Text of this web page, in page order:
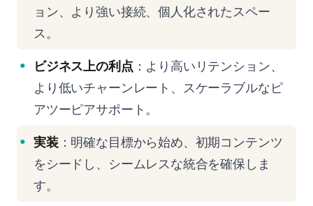
ョン、より強い接続、個人化されたスペー
ス。
ビジネス上の利点 ：より高いリテンション、
より低いチャーンレート、スケーラブルなピ
アツーピアサポート。
実装：明確な目標から始め、初期コンテンツ
をシードし、シームレスな統合を確保しま
す。